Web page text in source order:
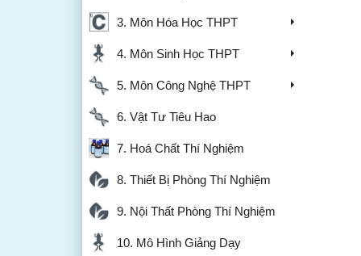
3. Môn Hóa Học THPT
4. Môn Sinh Học THPT
5. Môn Công Nghệ THPT
6. Vật Tư Tiêu Hao
7. Hoá Chất Thí Nghiệm
8. Thiết Bị Phòng Thí Nghiệm
9. Nội Thất Phòng Thí Nghiệm
10. Mô Hình Giảng Dạy